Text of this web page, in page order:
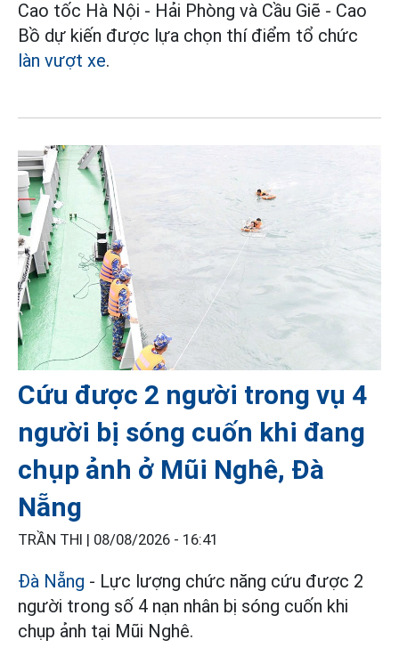
Cao tốc Hà Nội - Hải Phòng và Cầu Giẽ - Cao
Bồ dự kiến được lựa chọn thí điểm tổ chức
làn vượt xe.
Cứu được 2 người trong vụ 4
người bị sóng cuốn khi đang
chụp ảnh ở Mũi Nghê, Đà
Nẵng
TRẦN THI | 08/08/2026 - 16:41
Đà Nẵng - Lực lượng chức năng cứu được 2
người trong số 4 nạn nhân bị sóng cuốn khi
chụp ảnh tại Mũi Nghê.